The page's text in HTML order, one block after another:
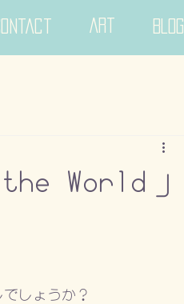
Contact Art Blog
the World」
しょうか？